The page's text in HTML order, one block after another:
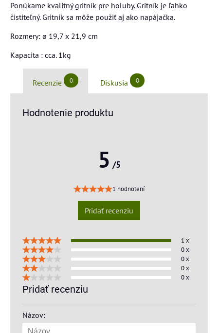
Ponúkame kvalitný gritník pre holuby. Gritník je ľahko
čistiteľný. Gritník sa môže použiť aj ako napájačka.
Rozmery: ø 19,7 x 21,9 cm
Kapacita : cca. 1kg
Recenzie 0 Diskusia 0
Hodnotenie produktu
5 /5
1 hodnotení
Pridať recenziu
1 x
0 x
0 x
0 x
0 x
Pridať recenziu
Názov: